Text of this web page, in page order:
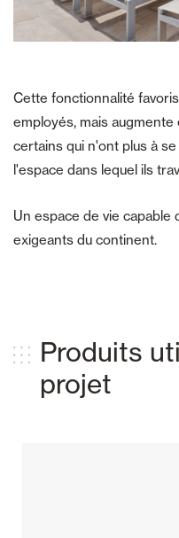
Cette fonctionnalité
employés, mais
certains qui n'ont plus à
l'espace dans lequel ils
Un espace de vie capable
exigeants du continent.
Produits
projet